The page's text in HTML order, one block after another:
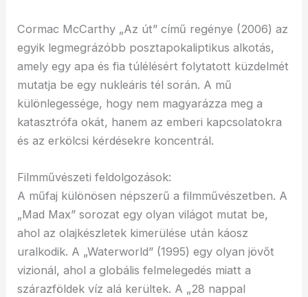
Cormac McCarthy „Az út” című regénye (2006) az
egyik legmegrázóbb posztapokaliptikus alkotás,
amely egy apa és fia túlélésért folytatott küzdelmét
mutatja be egy nukleáris tél során. A mű
különlegessége, hogy nem magyarázza meg a
katasztrófa okát, hanem az emberi kapcsolatokra
és az erkölcsi kérdésekre koncentrál.
Filmművészeti feldolgozások:
A műfaj különösen népszerű a filmművészetben. A
„Mad Max” sorozat egy olyan világot mutat be,
ahol az olajkészletek kimerülése után káosz
uralkodik. A „Waterworld” (1995) egy olyan jövőt
vizionál, ahol a globális felmelegedés miatt a
szárazföldek víz alá kerültek. A „28 nappal